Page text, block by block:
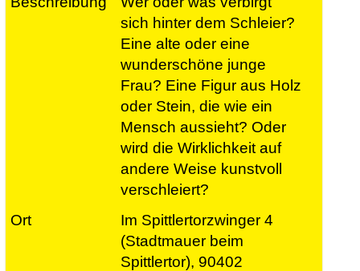
sich hinter dem Schleier?
Eine alte oder eine
wunderschöne junge
Frau? Eine Figur aus Holz
oder Stein, die wie ein
Mensch aussieht? Oder
wird die Wirklichkeit auf
andere Weise kunstvoll
verschleiert?
Im Spittlertorzwinger 4
(Stadtmauer beim
Spittlertor), 90402